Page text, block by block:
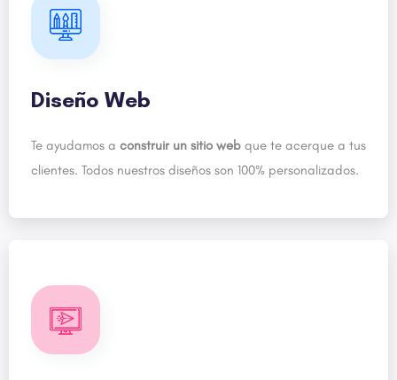
Diseño Web
Te ayudamos a construir un sitio web que te acerque a tus
clientes. Todos nuestros diseños son 100% personalizados.